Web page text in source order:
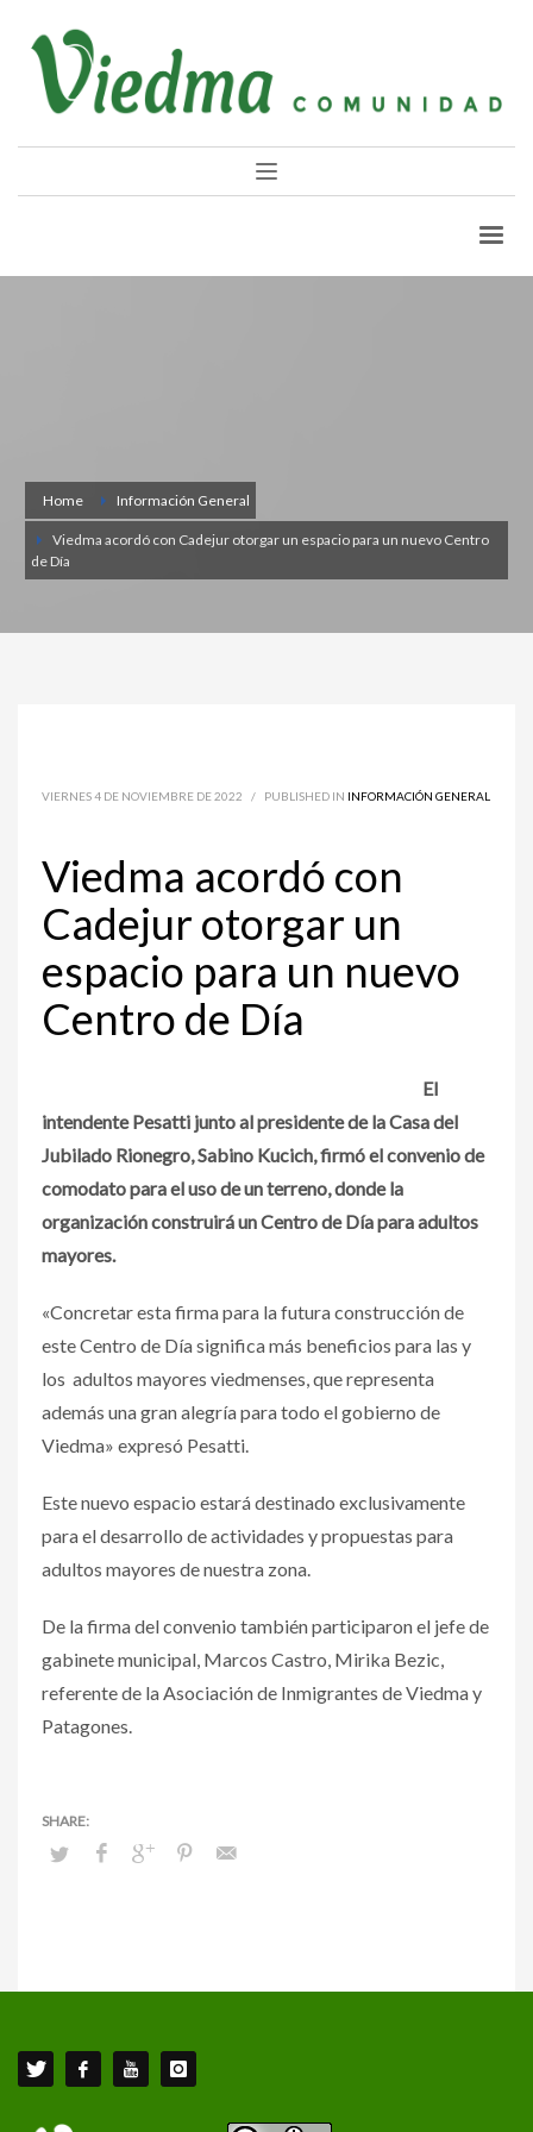
Home Información General
Viedma acordó con Cadejur otorgar un espacio para un nuevo Centro
de Día
VIERNES 4 DE NOVIEMBRE DE 2022 / PUBLISHED IN INFORMACIÓN GENERAL
Viedma acordó con
Cadejur otorgar un
espacio para un nuevo
Centro de Día
El
intendente Pesatti junto al presidente de la Casa del
Jubilado Rionegro, Sabino Kucich, firmó el convenio de
comodato para el uso de un terreno, donde la
organización construirá un Centro de Día para adultos
mayores.
«Concretar esta firma para la futura construcción de
este Centro de Día significa más beneficios para las y
los adultos mayores viedmenses, que representa
además una gran alegría para todo el gobierno de
Viedma» expresó Pesatti.
Este nuevo espacio estará destinado exclusivamente
para el desarrollo de actividades y propuestas para
adultos mayores de nuestra zona.
De la firma del convenio también participaron el jefe de
gabinete municipal, Marcos Castro, Mirika Bezic,
referente de la Asociación de Inmigrantes de Viedma y
Patagones.